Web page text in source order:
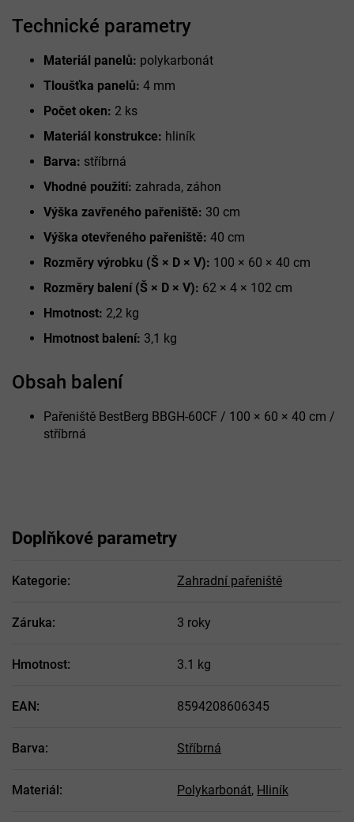
Obsah balení
Pařeniště BestBerg BBGH-60CF / 100 × 60 × 40 cm /
stříbrná
Technické parametry
Materiál panelů: polykarbonát
Tloušťka panelů: 4 mm
Počet oken: 2 ks
Materiál konstrukce: hliník
Barva: stříbrná
Vhodné použití: zahrada, záhon
Výška zavřeného pařeniště: 30 cm
Výška otevřeného pařeniště: 40 cm
Rozměry výrobku (Š × D × V): 100 × 60 × 40 cm
Rozměry balení (Š × D × V): 62 × 4 × 102 cm
Hmotnost: 2,2 kg
Hmotnost balení: 3,1 kg
Doplňkové parametry
Kategorie: Zahradní pařeniště
Záruka: 3 roky
Hmotnost: 3.1 kg
EAN: 8594208606345
Barva: Stříbrná
Materiál: Polykarbonát, Hliník